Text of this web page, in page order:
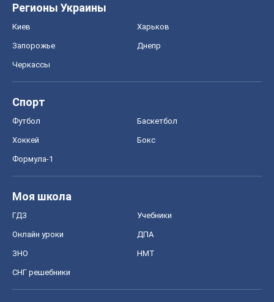
Регионы Украины
Киев Харьков
Запорожье Днепр
Черкассы
Спорт
Футбол Баскетбол
Хоккей Бокс
Формула-1
Моя школа
ГДЗ Учебники
Онлайн уроки ДПА
ЗНО НМТ
СНГ решебники